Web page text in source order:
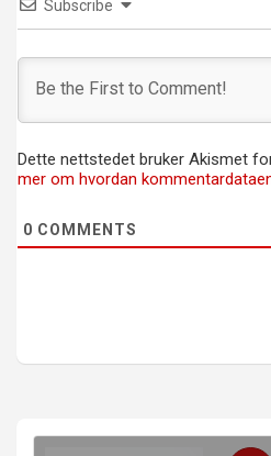
Subscribe
Dette nettstedet bruker Akismet
mer om hvordan
0 COMMENTS